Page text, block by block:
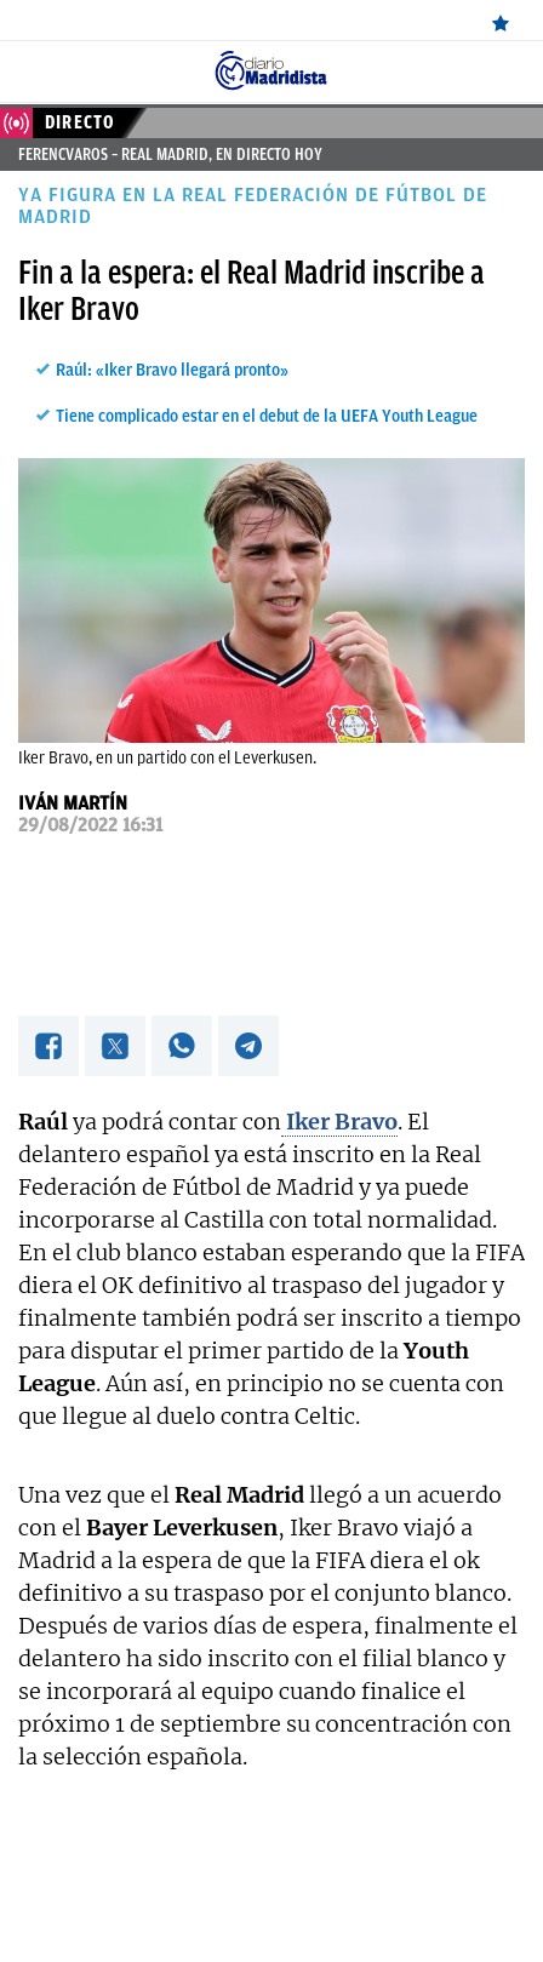
ÚLTIMAS
NOTICIAS
REAL
MADRID
BALONCESTO
DIRECTO
FERENCVAROS – REAL MADRID, EN DIRECTO HOY
YA FIGURA EN LA REAL FEDERACIÓN DE FÚTBOL DE
MADRID
Fin a la espera: el Real Madrid inscribe a
Iker Bravo
Raúl: «Iker Bravo llegará pronto»
Tiene complicado estar en el debut de la UEFA Youth League
Iker Bravo, en un partido con el Leverkusen.
IVÁN MARTÍN
29/08/2022 16:31
Raúlya podrá contar conIker Bravo. El
delantero español ya está inscrito en la Real
Federación de Fútbol de Madrid y ya puede
incorporarse al Castilla con total normalidad.
En el club blanco estaban esperando que la FIFA
diera el OK definitivo al traspaso del jugador y
finalmente también podrá ser inscrito a tiempo
para disputar el primer partido de laYouth
League. Aún así, en principio no se cuenta con
que llegue al duelo contra Celtic.
Una vez que elReal Madridllegó a un acuerdo
con elBayer Leverkusen, Iker Bravo viajó a
Madrid a la espera de que la FIFA diera el ok
definitivo a su traspaso por el conjunto blanco.
Después de varios días de espera, finalmente el
delantero ha sido inscrito con el filial blanco y
se incorporará al equipo cuando finalice el
próximo 1 de septiembre su concentración con
la selección española.